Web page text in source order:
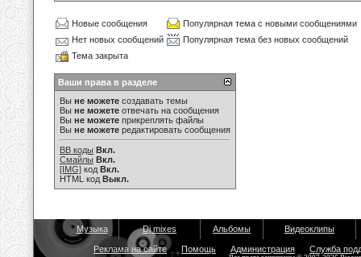
Новые сообщения
Популярная тема с новыми сообщениями
Нет новых сообщений
Популярная тема без новых сообщений
Тема закрыта
Ваши права в разделе
Вы не можете создавать темы
Вы не можете отвечать на сообщения
Вы не можете прикреплять файлы
Вы не можете редактировать сообщения
BB коды Вкл.
Смайлы Вкл.
[IMG] код Вкл.
HTML код Выкл.
Музыка Dj mixes Альбомы Видеоклипы
Реклама на сайте Помощь Администрация Служба